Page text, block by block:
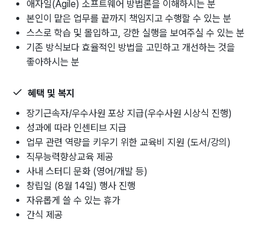
애자일(Agile) 소프트웨어 방법론을 이해하시는 분
본인이 맡은 업무를 끝까지 책임지고 수행할 수 있는 분
스스로 학습 및 몰입하고, 강한 실행을 보여주실 수 있는 분
기존 방식보다 효율적인 방법을 고민하고 개선하는 것을
좋아하시는 분
혜택 및 복지
장기근속자/우수사원 포상 지급(우수사원 시상식 진행)
성과에 따라 인센티브 지급
업무 관련 역량을 키우기 위한 교육비 지원 (도서/강의)
직무능력향상교육 제공
사내 스터디 문화 (영어/개발 등)
창립일 (8월 14일) 행사 진행
자유롭게 쓸 수 있는 휴가
간식 제공